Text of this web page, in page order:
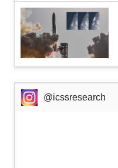
@icssresearch